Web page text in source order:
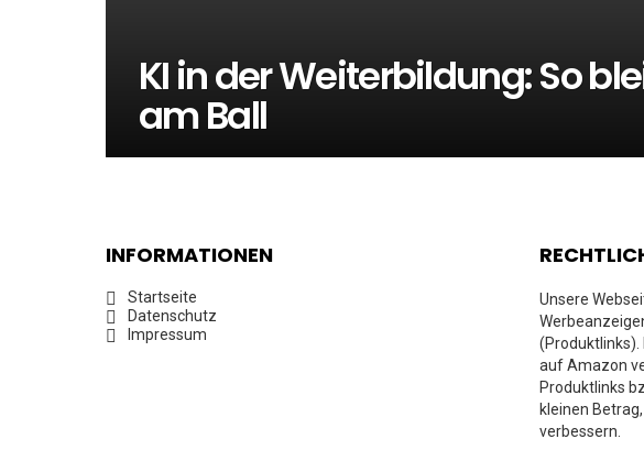
KI in der Weiterbildung: So
am Ball
INFORMATIONEN
Startseite
Datenschutz
Impressum
Unsere
(Produktlinks).
auf Amazon
Produktlinks
kleinen
verbessern.